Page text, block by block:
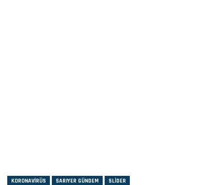
KORONAVIRÜS SARIYER GÜNDEM SLIDER